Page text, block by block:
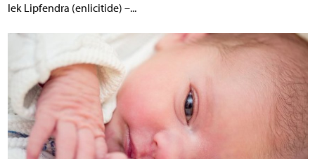
lek Lipfendra (enlicitide) –...